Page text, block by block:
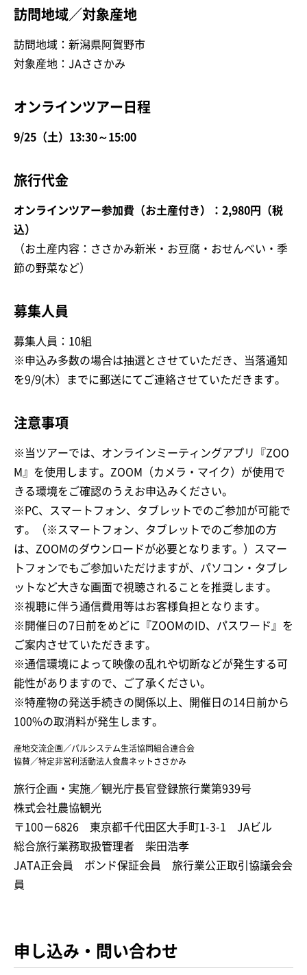
訪問地域／対象産地
訪問地域：新潟県阿賀野市
対象産地：JAささかみ
オンラインツアー日程
9/25（土）13:30～15:00
旅行代金
オンラインツアー参加費（お土産付き）：2,980円（税
込）
（お土産内容：ささかみ新米・お豆腐・おせんべい・季
節の野菜など）
募集人員
募集人員：10組
※申込み多数の場合は抽選とさせていただき、当落通知
を9/9(木）までに郵送にてご連絡させていただきます。
注意事項
※当ツアーでは、オンラインミーティングアプリ『ZOO
M』を使用します。ZOOM（カメラ・マイク）が使用で
きる環境をご確認のうえお申込みください。
※PC、スマートフォン、タブレットでのご参加が可能で
す。（※スマートフォン、タブレットでのご参加の方
は、ZOOMのダウンロードが必要となります。）スマー
トフォンでもご参加いただけますが、パソコン・タブレ
ットなど大きな画面で視聴されることを推奨します。
※視聴に伴う通信費用等はお客様負担となります。
※開催日の7日前をめどに『ZOOMのID、パスワード』を
ご案内させていただきます。
※通信環境によって映像の乱れや切断などが発生する可
能性がありますので、ご了承ください。
※特産物の発送手続きの関係以上、開催日の14日前から
100%の取消料が発生します。
産地交流企画／パルシステム生活協同組合連合会
協賛／特定非営利活動法人食農ネットささかみ
旅行企画・実施／観光庁長官登録旅行業第939号
株式会社農協観光
〒100－6826 東京都千代田区大手町1-3-1 JAビル
総合旅行業務取扱管理者 柴田浩孝
JATA正会員 ボンド保証会員 旅行業公正取引協議会会
員
申し込み・問い合わせ